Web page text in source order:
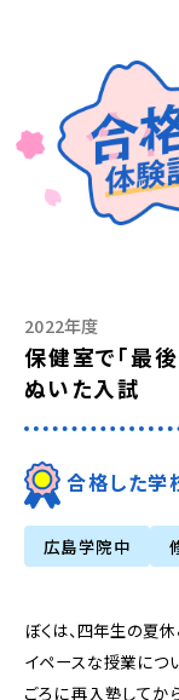
2022年度
保健室で「最
ぬいた入試
合格した学
広島学院中
ぼくは、四年生の夏
イペースな授業につ
ごろに再入塾してか